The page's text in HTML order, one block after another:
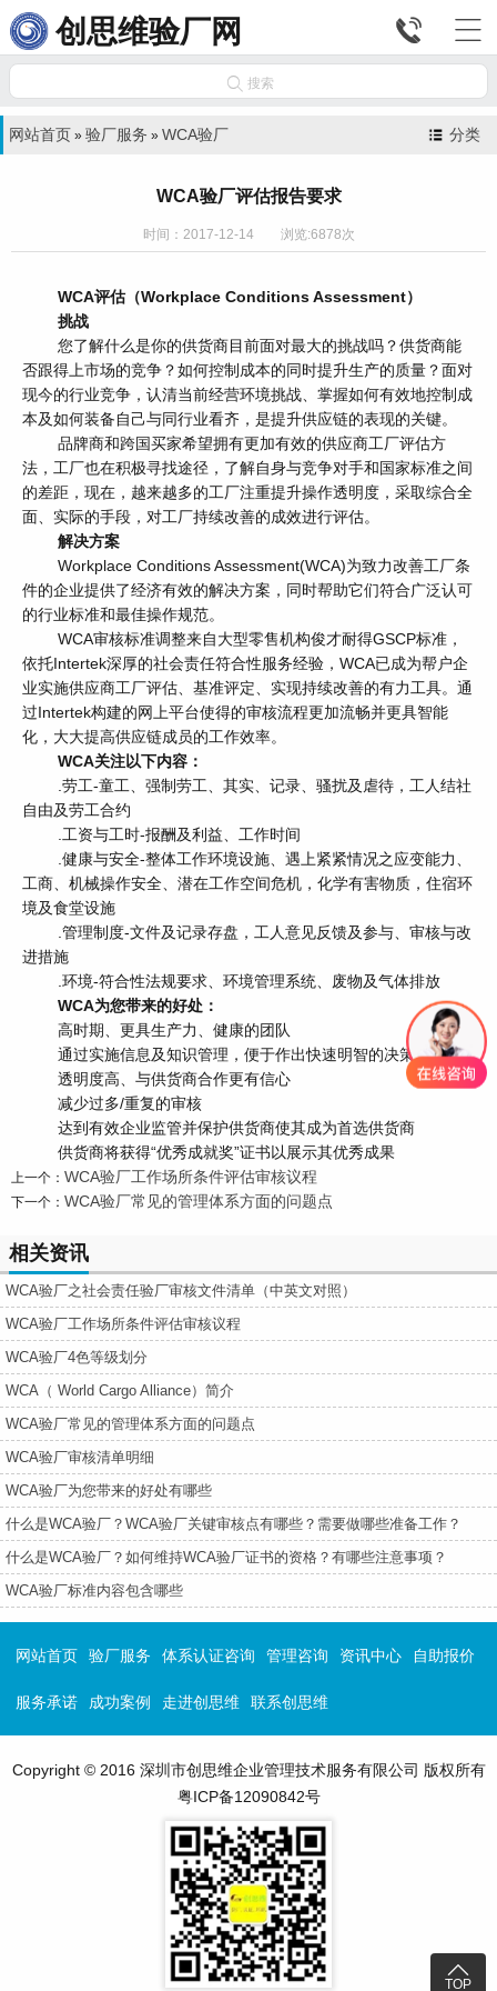
创思维验厂网 

 搜索
分类
网站首页 » 验厂服务 » WCA验厂
WCA验厂评估报告要求
时间：2017-12-14 浏览:6878次
WCA评估（Workplace Conditions Assessment）
挑战
您了解什么是你的供货商目前面对最大的挑战吗？供货商能
否跟得上市场的竞争？如何控制成本的同时提升生产的质量？面对
现今的行业竞争，认清当前经营环境挑战、掌握如何有效地控制成
本及如何装备自己与同行业看齐，是提升供应链的表现的关键。
品牌商和跨国买家希望拥有更加有效的供应商工厂评估方
法，工厂也在积极寻找途径，了解自身与竞争对手和国家标准之间
的差距，现在，越来越多的工厂注重提升操作透明度，采取综合全
面、实际的手段，对工厂持续改善的成效进行评估。
解决方案
Workplace Conditions Assessment(WCA)为致力改善工厂条
件的企业提供了经济有效的解决方案，同时帮助它们符合广泛认可
的行业标准和最佳操作规范。
WCA审核标准调整来自大型零售机构俊才耐得GSCP标准，
依托Intertek深厚的社会责任符合性服务经验，WCA已成为帮户企
业实施供应商工厂评估、基准评定、实现持续改善的有力工具。通
过Intertek构建的网上平台使得的审核流程更加流畅并更具智能
化，大大提高供应链成员的工作效率。
WCA关注以下内容：
.劳工-童工、强制劳工、其实、记录、骚扰及虐待，工人结社
自由及劳工合约
.工资与工时-报酬及利益、工作时间
.健康与安全-整体工作环境设施、遇上紧紧情况之应变能力、
工商、机械操作安全、潜在工作空间危机，化学有害物质，住宿环
境及食堂设施
.管理制度-文件及记录存盘，工人意见反馈及参与、审核与改
进措施
.环境-符合性法规要求、环境管理系统、废物及气体排放
WCA为您带来的好处：
高时期、更具生产力、健康的团队
通过实施信息及知识管理，便于作出快速明智的决策
透明度高、与供货商合作更有信心
减少过多/重复的审核
达到有效企业监管并保护供货商使其成为首选供货商
供货商将获得“优秀成就奖”证书以展示其优秀成果
上一个： WCA验厂工作场所条件评估审核议程
下一个： WCA验厂常见的管理体系方面的问题点
相关资讯
WCA验厂之社会责任验厂审核文件清单（中英文对照）
WCA验厂工作场所条件评估审核议程
WCA验厂4色等级划分
WCA（ World Cargo Alliance）简介
WCA验厂常见的管理体系方面的问题点
WCA验厂审核清单明细
WCA验厂为您带来的好处有哪些
什么是WCA验厂？WCA验厂关键审核点有哪些？需要做哪些准备工作？
什么是WCA验厂？如何维持WCA验厂证书的资格？有哪些注意事项？
WCA验厂标准内容包含哪些

TOP
网站首页 验厂服务 体系认证咨询 管理咨询 资讯中心 自助报价
服务承诺 成功案例 走进创思维 联系创思维
Copyright © 2016 深圳市创思维企业管理技术服务有限公司 版权所有
粤ICP备12090842号